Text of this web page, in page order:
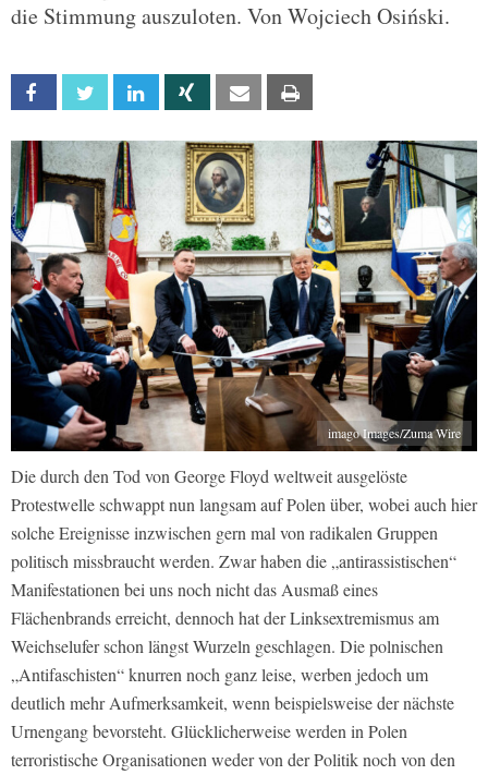
die Stimmung auszuloten. Von Wojciech Osiński.
Facebook Twitter Linkedin Xing Email
imago Images/Zuma Wire
Die durch den Tod von George Floyd weltweit ausgelöste
Protestwelle schwappt nun langsam auf Polen über, wobei auch hier
solche Ereignisse inzwischen gern mal von radikalen Gruppen
politisch missbraucht werden. Zwar haben die „antirassistischen“
Manifestationen bei uns noch nicht das Ausmaß eines
Flächenbrands erreicht, dennoch hat der Linksextremismus am
Weichselufer schon längst Wurzeln geschlagen. Die polnischen
„Antifaschisten“ knurren noch ganz leise, werben jedoch um
deutlich mehr Aufmerksamkeit, wenn beispielsweise der nächste
Urnengang bevorsteht. Glücklicherweise werden in Polen
terroristische Organisationen weder von der Politik noch von den